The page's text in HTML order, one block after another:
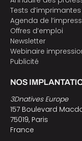
Tests d’imprimantes
Agenda de
Offres d’emploi
Newsletter
Webinaire
Publicité
NOS
3Dnatives Europe
157 Boulevard
75019, Paris
France